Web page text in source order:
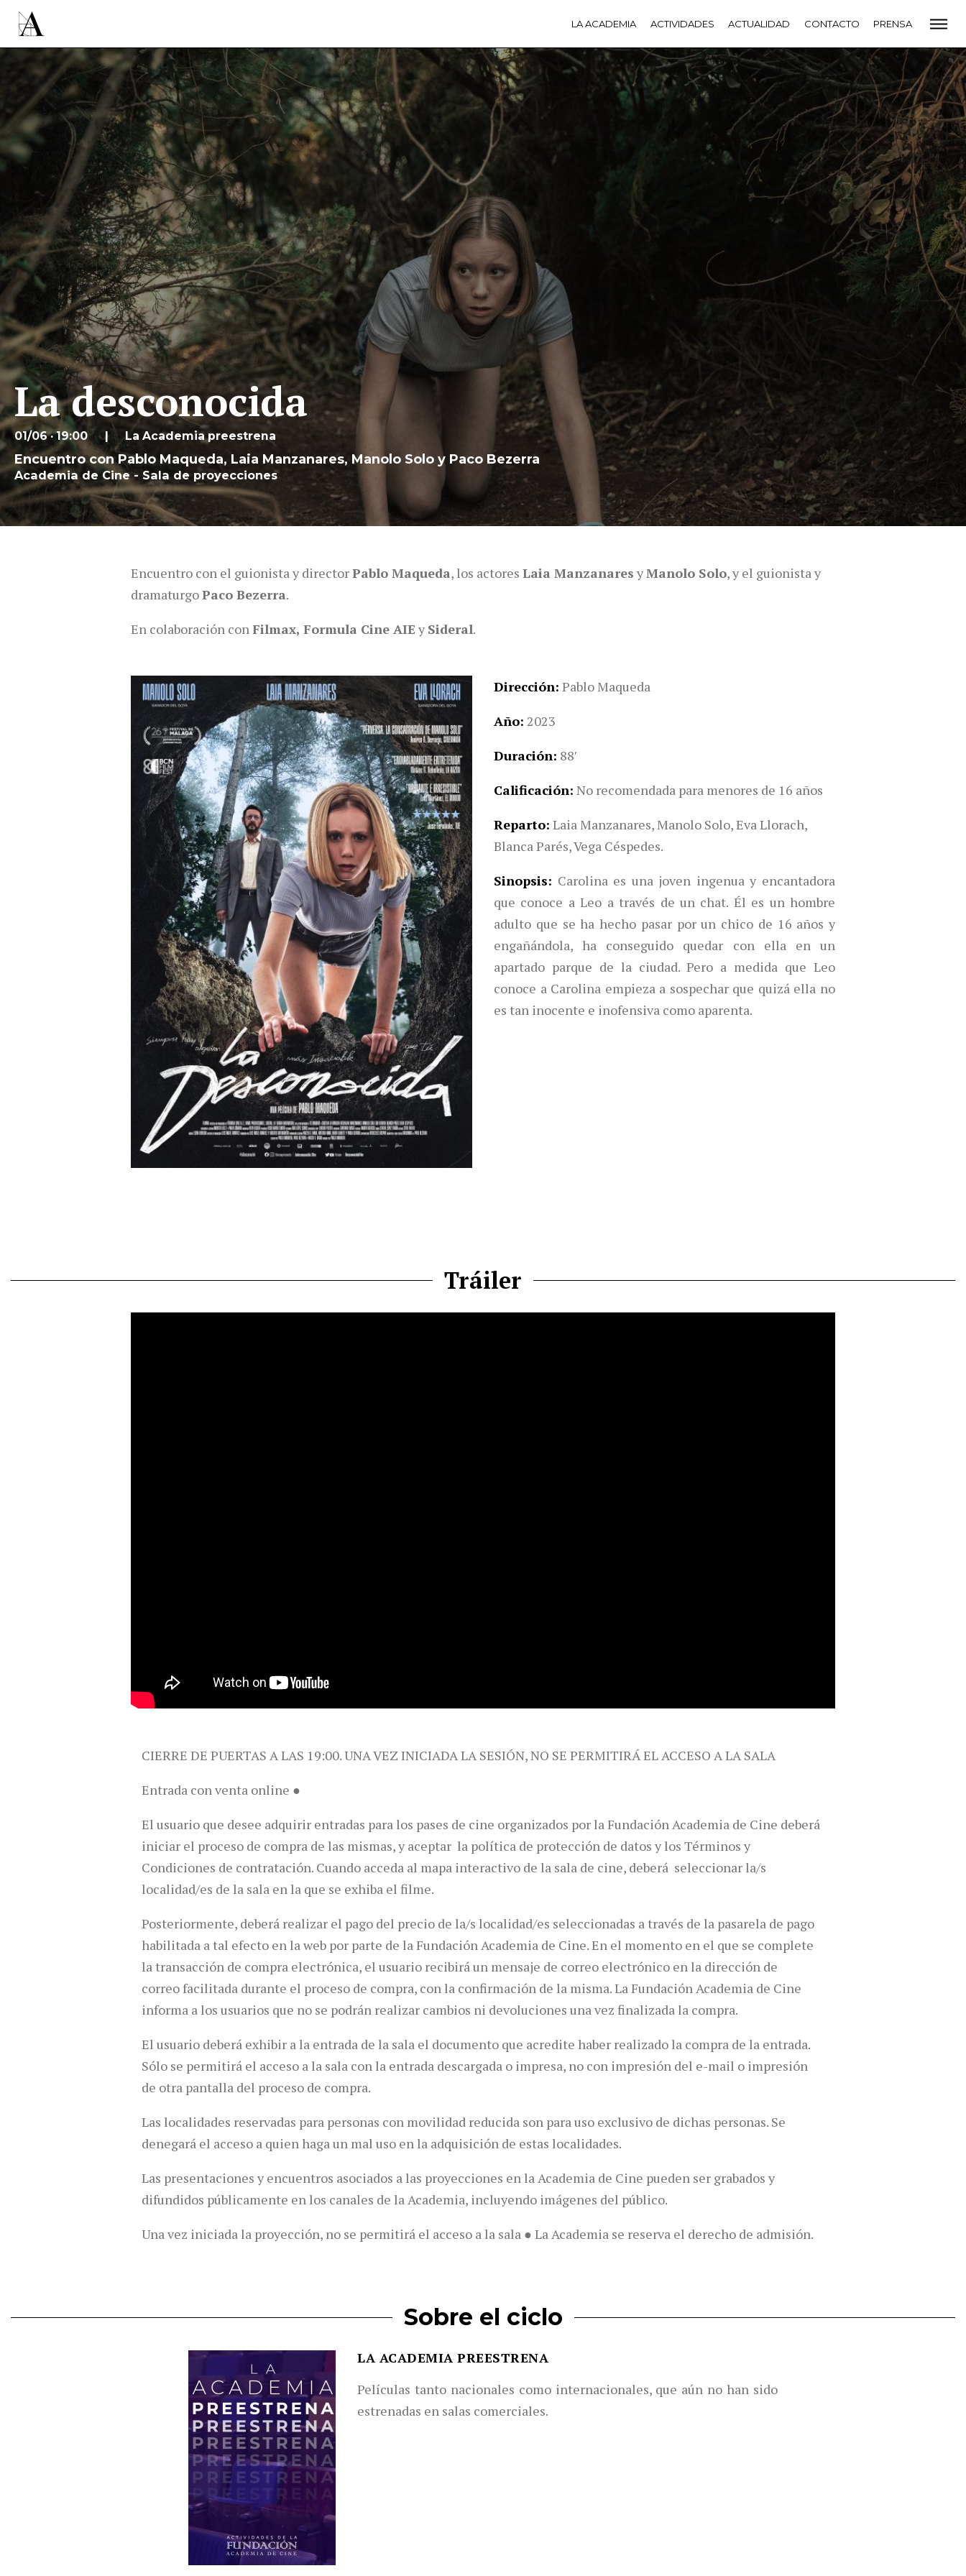
LA ACADEMIA ACTIVIDADES ACTUALIDAD CONTACTO PRENSA
La desconocida
01/06 · 19:00 La Academia preestrena
Encuentro con Pablo Maqueda, Laia Manzanares, Manolo Solo y Paco Bezerra
Academia de Cine - Sala de proyecciones
Encuentro con el guionista y directorPablo Maqueda, los actores Laia Manzanares yManolo Solo, y el guionista y
dramaturgoPaco Bezerra.
En colaboración conFilmax, Formula Cine AIE y Sideral.
Dirección Pablo Maqueda
Año 2023
Duración 88′
Calificación No recomendada para menores de 16 años
Reparto Laia Manzanares, Manolo Solo, Eva Llorach,
Blanca Parés, Vega Céspedes.
Sinopsis
Carolina es una joven ingenua y encantadora
que conoce a Leo a través de un chat. Él es un hombre
adulto que se ha hecho pasar por un chico de 16 años y
engañándola, ha conseguido quedar con ella en un
apartado parque de la ciudad. Pero a medida que Leo
conoce a Carolina empieza a sospechar que quizá ella no
es tan inocente e inofensiva como aparenta.
Tráiler
CIERRE DE PUERTAS A LAS 19:00. UNA VEZ INICIADA LA SESIÓN, NO SE PERMITIRÁ EL ACCESO A LA SALA
Entrada con venta online ●
El usuario que desee adquirir entradas para los pases de cine organizados por la Fundación Academia de Cine deberá
iniciar el proceso de compra de las mismas, y aceptar la política de protección de datos y los Términos y
Condiciones de contratación. Cuando acceda al mapa interactivo de la sala de cine, deberá seleccionar la/s
localidad/es de la sala en la que se exhiba el filme.
Posteriormente, deberá realizar el pago del precio de la/s localidad/es seleccionadas a través de la pasarela de pago
habilitada a tal efecto en la web por parte de la Fundación Academia de Cine. En el momento en el que se complete
la transacción de compra electrónica, el usuario recibirá un mensaje de correo electrónico en la dirección de
correo facilitada durante el proceso de compra, con la confirmación de la misma. La Fundación Academia de Cine
informa a los usuarios que no se podrán realizar cambios ni devoluciones una vez finalizada la compra.
El usuario deberá exhibir a la entrada de la sala el documento que acredite haber realizado la compra de la entrada.
Sólo se permitirá el acceso a la sala con la entrada descargada o impresa, no con impresión del e-mail o impresión
de otra pantalla del proceso de compra.
Las localidades reservadas para personas con movilidad reducida son para uso exclusivo de dichas personas. Se
denegará el acceso a quien haga un mal uso en la adquisición de estas localidades.
Las presentaciones y encuentros asociados a las proyecciones en la Academia de Cine pueden ser grabados y
difundidos públicamente en los canales de la Academia, incluyendo imágenes del público.
Una vez iniciada la proyección, no se permitirá el acceso a la sala ● La Academia se reserva el derecho de admisión.
Sobre el ciclo
LA ACADEMIA PREESTRENA
Películas tanto nacionales como internacionales, que aún no han sido
estrenadas en salas comerciales.
LA ACADEMIA PREMIOS GOYA FUNDACIÓN
CONTACTO
ÚNETE A LA ACADEMIA DE CINE
PRENSA NEWSLETTER